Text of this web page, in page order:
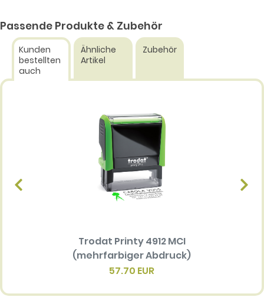
Passende Produkte & Zubehör
Kunden
bestellten
auch
Ähnliche
Artikel
Zubehör
Trodat Printy 4912 MCI
(mehrfarbiger Abdruck)
57.70 EUR